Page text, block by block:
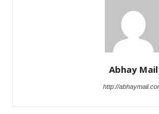
Abhay Mail
http://